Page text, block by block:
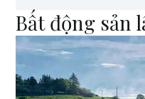
Bất động sản